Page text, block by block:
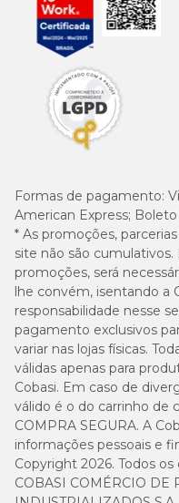
Formas de pagamento:
American Express;
* As promoções,
site não são
promoções, será
lhe convém, isentando a
responsabilidade nesse
pagamento exclusivos
variar nas lojas físicas.
válidas apenas para
Cobasi. Em caso de
válido é o do carrinho de
COMPRA SEGURA. A
informações pessoais e
Copyright 2026. Todos os
COBASI COMÉRCIO DE